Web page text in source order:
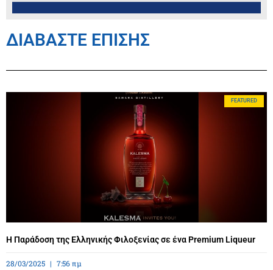
ΔΙΑΒΑΣΤΕ ΕΠΙΣΗΣ
FEATURED
Η Παράδοση της Ελληνικής Φιλοξενίας σε ένα Premium Liqueur
28/03/2025 7:56 πμ